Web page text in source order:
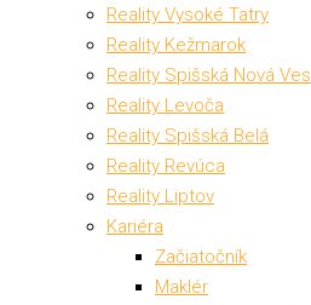
Reality Vysoké Tatry
Reality Kežmarok
Reality Spišská Nová Ves
Reality Levoča
Reality Spišská Belá
Reality Revúca
Reality Liptov
Kariéra
Začiatočník
Maklér